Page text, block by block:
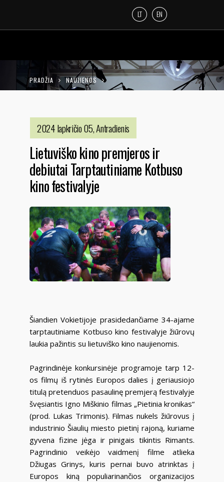
LT EN
PRADŽIA NAUJIENOS
TARPTAUTINIAME KOTBUSO KINO
FESTIVALYJE
2024 lapkričio 05, Antradienis
Lietuviško kino premjeros ir
debiutai Tarptautiniame Kotbuso
kino festivalyje
Šiandien Vokietijoje prasidedančiame 34-ajame
tarptautiniame Kotbuso kino festivalyje žiūrovų
laukia pažintis su lietuviško kino naujienomis.
Pagrindinėje konkursinėje programoje tarp 12-
os filmų iš rytinės Europos dalies į geriausiojo
titulą pretenduos pasaulinę premjerą festivalyje
švęsiantis Igno Miškinio filmas „Pietinia kronikas“
(prod. Lukas Trimonis). Filmas nukels žiūrovus į
industrinio Šiaulių miesto pietinį rajoną, kuriame
gyvena fizine jėga ir pinigais tikintis Rimants.
Pagrindinio veikėjo vaidmenį filme atlieka
Džiugas Grinys, kuris pernai buvo atrinktas į
Europos kiną populiarinančios organizacijos